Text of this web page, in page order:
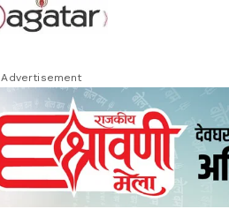
Advertisement